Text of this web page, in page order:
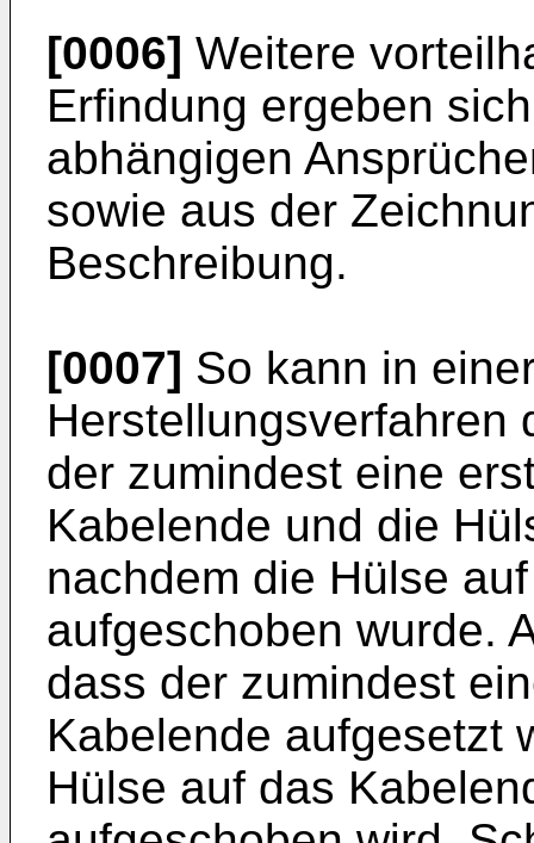
[0006] Weitere
Erfindung ergeben
abhängigen
sowie aus der
Beschreibung.
[0007] So kann in
Herstellungsverfahren
der zumindest eine
Kabelende und die
nachdem die Hülse
aufgeschoben wurde.
dass der zumindest
Kabelende aufgesetzt
Hülse auf das